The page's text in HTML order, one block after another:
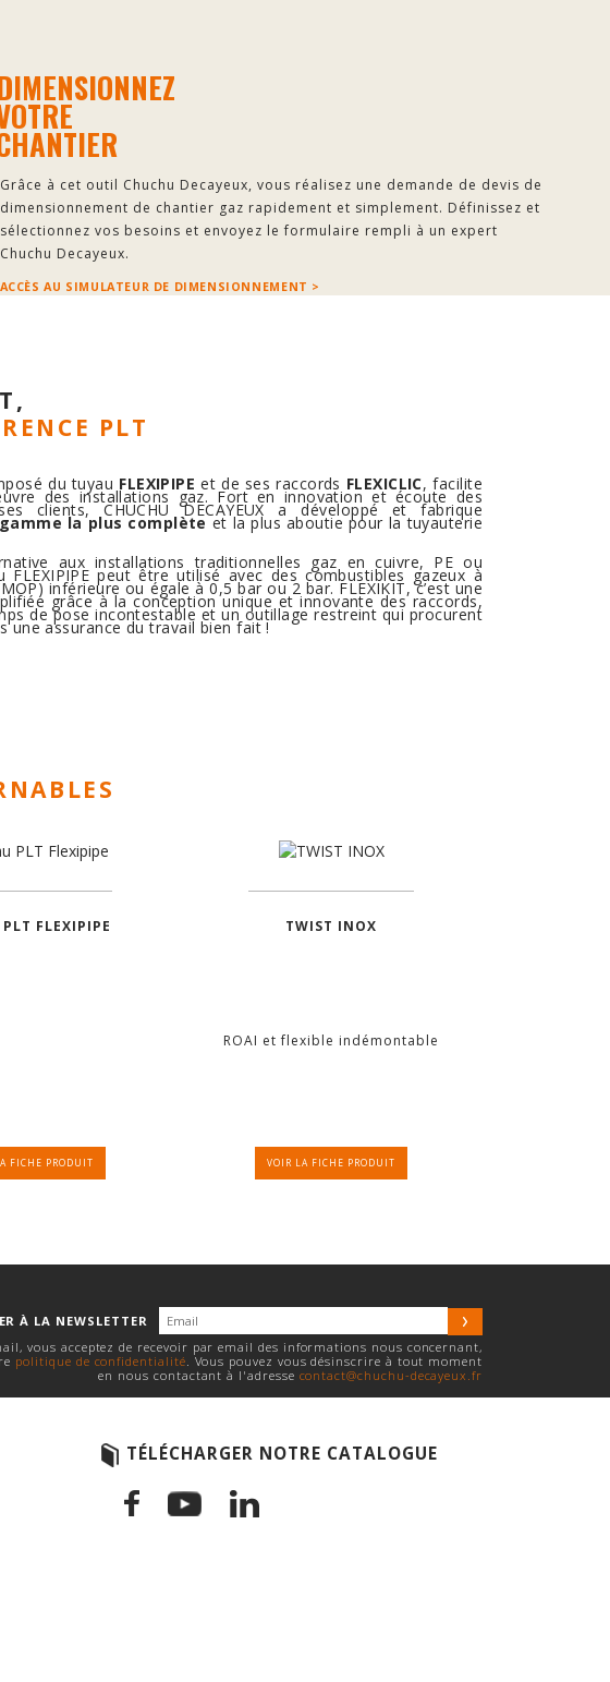
Grâce à cet outil Chuchu Decayeux, vous réalisez une demande de devis de
dimensionnement de chantier gaz rapidement et simplement. Définissez et
sélectionnez vos besoins et envoyez le formulaire rempli à un expert
Chuchu Decayeux.
ACCÈS AU SIMULATEUR DE DIMENSIONNEMENT >
PLT
du tuyau FLEXIPIPE et de ses raccords FLEXICLIC, facilite
des installations gaz. Fort en innovation et écoute des
clients, CHUCHU DECAYEUX a développé et fabrique
la plus complèteet la plus aboutie pour la tuyauterie
aux installations traditionnelles gaz en cuivre, PE ou
FLEXIPIPE peut être utilisé avec des combustibles gazeux à
inférieure ou égale à 0,5 bar ou 2 bar. FLEXIKIT, c’est une
grâce à la conception unique et innovante des raccords,
de pose incontestable et un outillage restreint qui procurent
une assurance du travail bien fait !
FLEXIPIPE
FICHE PRODUIT
TWIST INOX
ROAI et flexible indémontable
VOIR LA FICHE PRODUIT
À LA NEWSLETTER
vous acceptez de recevoir par email des informations nous concernant,
politique de confidentialité . Vous pouvez vous désinscrire à tout moment
en nous contactant à l'adresse contact@chuchu-decayeux.fr
TÉLÉCHARGER NOTRE CATALOGUE